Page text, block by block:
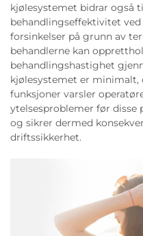
kjølesystemet bidrar også
behandlingseffektivitet
forsinkelser på grunn av
behandlerne kan
behandlingshastighet
kjølesystemet er minimalt,
funksjoner varsler
ytelsesproblemer før disse
og sikrer dermed
driftssikkerhet.